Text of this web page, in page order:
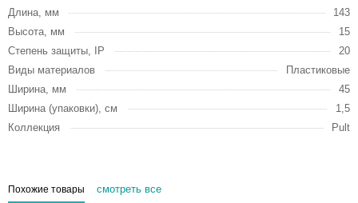
Длина, мм
143
Высота, мм
15
Степень защиты, IP
20
Виды материалов
Пластиковые
Ширина, мм
45
Ширина (упаковки), см
1,5
Коллекция
Pult
Похожие товары смотреть все